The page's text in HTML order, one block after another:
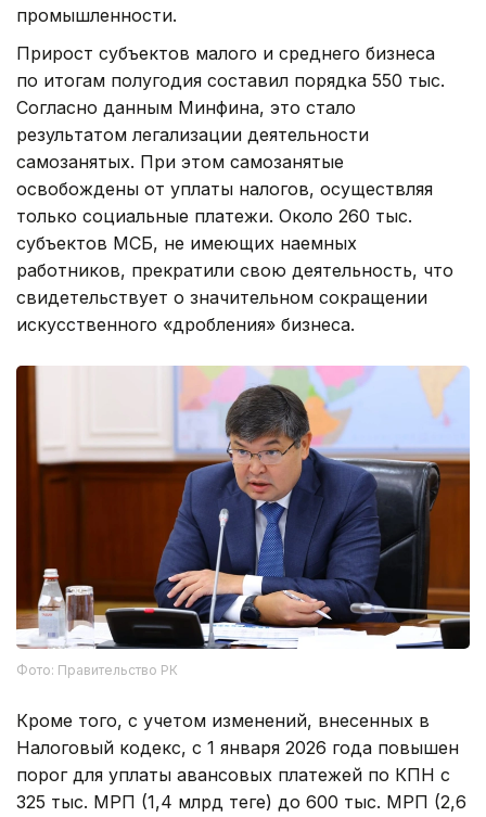
промышленности.
Прирост субъектов малого и среднего бизнеса
по итогам полугодия составил порядка 550 тыс.
Согласно данным Минфина, это стало
результатом легализации деятельности
самозанятых. При этом самозанятые
освобождены от уплаты налогов, осуществляя
только социальные платежи. Около 260 тыс.
субъектов МСБ, не имеющих наемных
работников, прекратили свою деятельность, что
свидетельствует о значительном сокращении
искусственного «дробления» бизнеса.
Фото: Правительство РК
Кроме того, с учетом изменений, внесенных в
Налоговый кодекс, с 1 января 2026 года повышен
порог для уплаты авансовых платежей по КПН с
325 тыс. МРП (1,4 млрд теңге) до 600 тыс. МРП (2,6